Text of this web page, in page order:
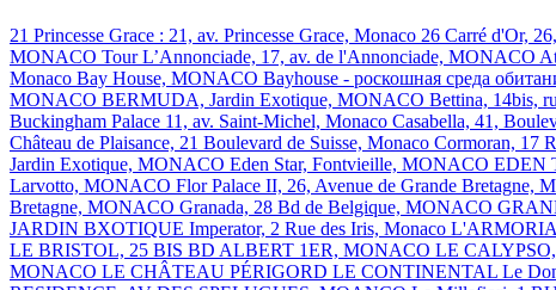
21 Princesse Grace : 21, av. Princesse Grace, Monaco 26 Carré d'Or,
MONACO Tour L’Annonciade, 17, av. de l'Annonciade, MONACO
Monaco Bay House, MONACO Bayhouse - роскошная среда
MONACO BERMUDA, Jardin Exotique, MONACO Bettina, 14bis,
Buckingham Palace 11, av. Saint-Michel, Monaco Casabella, 41,
Château de Plaisance, 21 Boulevard de Suisse, Monaco Cormoran, 17
Jardin Exotique, MONACO Eden Star, Fontvieille, MONACO EDEN
Larvotto, MONACO Flor Palace II, 26, Avenue de Grande Bretagne,
Bretagne, MONACO Granada, 28 Bd de Belgique, MONACO
JARDIN BXOTIQUE Imperator, 2 Rue des Iris, Monaco
LE BRISTOL, 25 BIS BD ALBERT 1ER, MONACO LE
MONACO LE CHÂTEAU PÉRIGORD LE CONTINENTAL Le